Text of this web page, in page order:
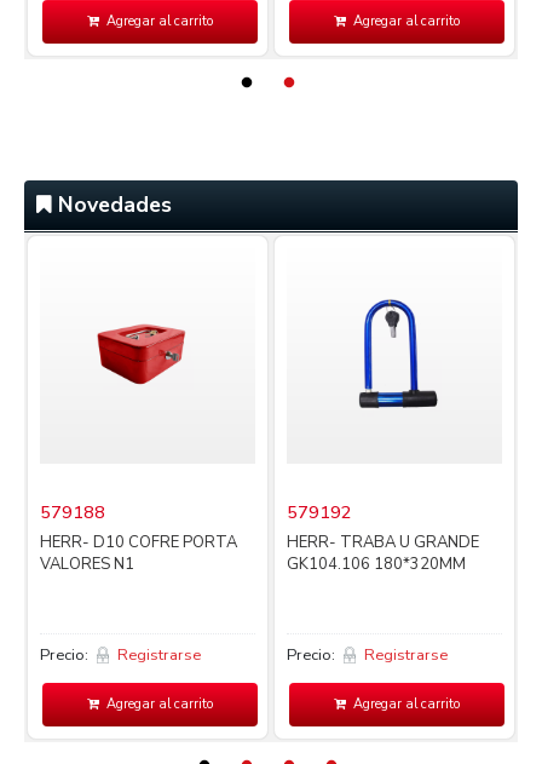
Agregar al carrito Agregar al carrito
Novedades
579188
HERR- D10 COFRE PORTA
VALORES N1
Precio: Registrarse
Agregar al carrito
579192
HERR- TRABA U GRANDE
GK104.106 180*320MM
Precio: Registrarse
Agregar al carrito